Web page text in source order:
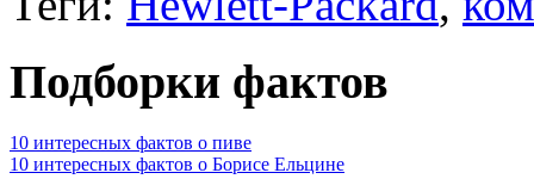
Подборки фактов
10 интересных фактов о пиве
10 интересных фактов о Борисе Ельцине